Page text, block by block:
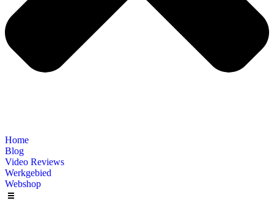
Home
Blog
Video Reviews
Werkgebied
Webshop